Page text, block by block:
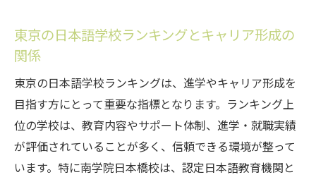
東京の日本語学校ランキングとキャリア形成の
関係
東京の日本語学校ランキングは、進学やキャリア形成を
目指す方にとって重要な指標となります。ランキング上
位の学校は、教育内容やサポート体制、進学・就職実績
が評価されていることが多く、信頼できる環境が整って
います。特に南学院日本橋校は、認定日本語教育機関と